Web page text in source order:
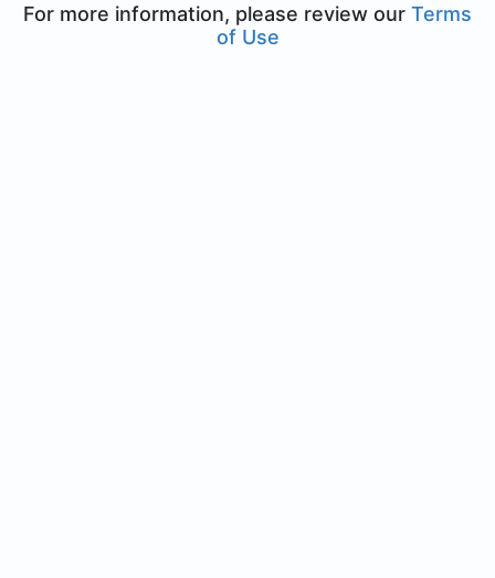
For more information, please review our Terms
of Use